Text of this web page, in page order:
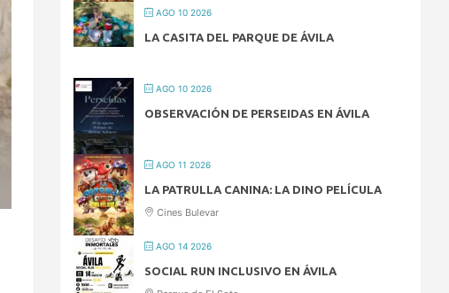
AGO 10 2026
LA CASITA DEL PARQUE DE ÁVILA
AGO 10 2026
OBSERVACIÓN DE PERSEIDAS EN ÁVILA
AGO 11 2026
LA PATRULLA CANINA: LA DINO PELÍCULA
Cines Bulevar
AGO 14 2026
SOCIAL RUN INCLUSIVO EN ÁVILA